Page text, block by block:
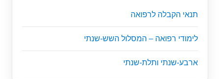
תנאי הקבלה לרפואה
לימודי רפואה – המסלול השש-שנתי
ארבע-שנתי ותלת-שנתי